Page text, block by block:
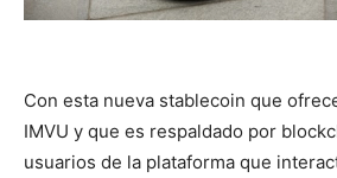
Con esta nueva stablecoin que
IMVU y que es respaldado por
usuarios de la plataforma que